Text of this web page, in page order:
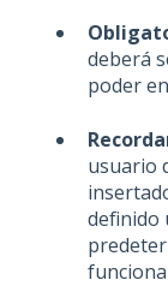
deberá
poder
usuario
definido